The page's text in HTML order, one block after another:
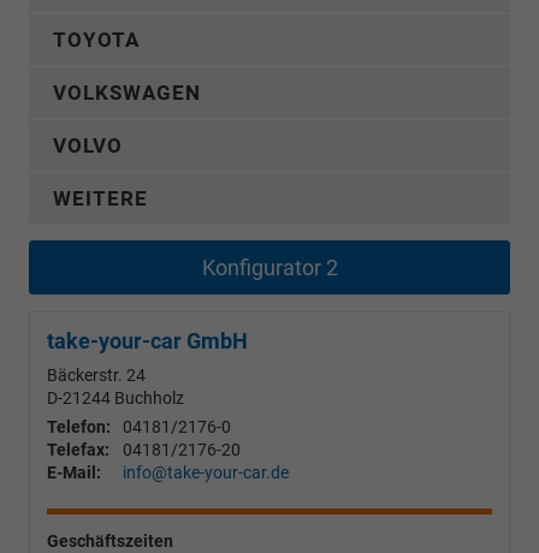
TOYOTA
VOLKSWAGEN
VOLVO
WEITERE
Konfigurator 2
take-your-car GmbH
Bäckerstr. 24
D-21244 Buchholz
Telefon:
04181/2176-0
Telefax:
04181/2176-20
E-Mail:
info@take-your-car.de
Geschäftszeiten